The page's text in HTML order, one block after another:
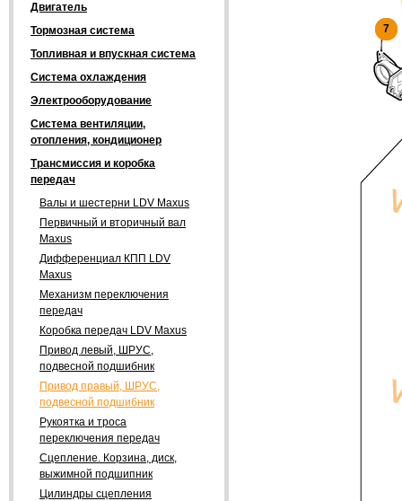
7
7
Двигатель
Тормозная система
Топливная и впускная система
Система охлаждения
Электрооборудование
Система вентиляции,
отопления, кондиционер
Трансмиссия и коробка
передач
Валы и шестерни LDV Maxus
Первичный и вторичный вал
Maxus
Дифференциал КПП LDV
Maxus
Механизм переключения
передач
Коробка передач LDV Maxus
Привод левый, ШРУС,
подвесной подшибник
Привод правый, ШРУС,
подвесной подшибник
Рукоятка и троса
переключения передач
Сцепление. Корзина, диск,
выжимной подшипник
Цилиндры сцепления